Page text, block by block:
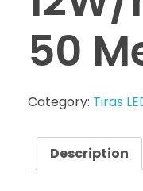
50
Category: Tiras
Description